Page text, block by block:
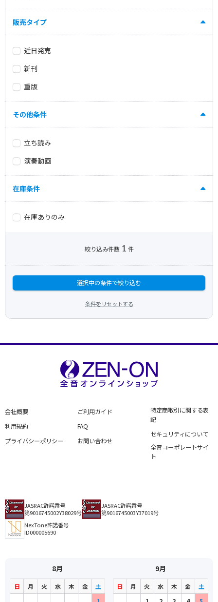
販売タイプ
近日発売
新刊
重版
その他条件
立ち読み
演奏動画
在庫条件
在庫ありのみ
絞り込み件数 1 件
選択中の条件で絞り込む
条件をリセットする
会社概要
利用規約
プライバシーポリシー
ご利用ガイド
FAQ
お問い合わせ
特定商取引に関する表
記
セキュリティについて
全音コーポレートサイ
ト
JASRAC許諾番号
第9016745002Y38029号
JASRAC許諾番号
第9016745003Y37019号
NexTone許諾番号
ID000005690
8月
日 月 火 水 木 金
土
9月
日 月 火 水 木 金
土